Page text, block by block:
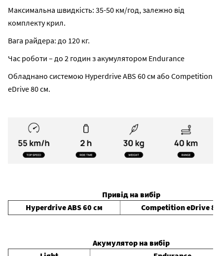
Максимальна швидкість: 35-50 км/год, залежно від
комплекту крил.
Вага райдера: до 120 кг.
Час роботи – до 2 годин з акумулятором Endurance
Обладнано системою Hyperdrive ABS 60 см або Competition
eDrive 80 см.
Привід на вибір
Hyperdrive ABS 60 см
Competition eDrive
Акумулятор на вибір